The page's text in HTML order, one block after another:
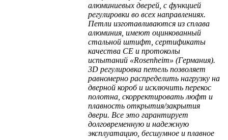
алюминиевых дверей, с функцией
регулировки во всех направлениях.
Петли изготавливаются из сплава
алюминия, имеют оцинкованный
стальной штифт, сертификаты
качества СЕ и протоколы
испытаний «Rosenheim» (Германия).
3D регулировка петель позволяет
равномерно распределить нагрузку на
дверной короб и исключить перекос
полотна, скорректировать люфт и
плавность открытия/закрытия
двери. Все это гарантирует
долговременную и надежную
эксплуатацию, бесшумное и плавное